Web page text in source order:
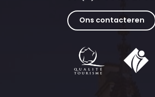
Ons contacteren